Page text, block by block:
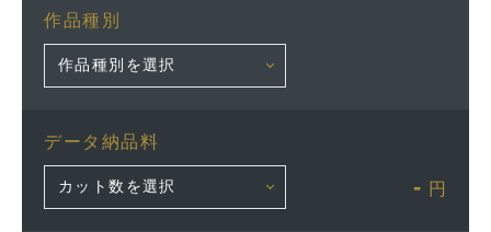
作品種別
データ納品料
- 円